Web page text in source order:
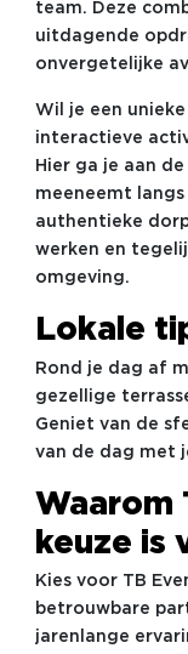
team. Deze
uitdagende
onvergetelijke
Wil je een
interactieve
Hier ga je aan
meeneemt
authentieke
werken en
omgeving.
Lokale
Rond je dag af
gezellige
Geniet van de
van de dag met
Waarom
keuze is
Kies voor TB
betrouwbare
jarenlange